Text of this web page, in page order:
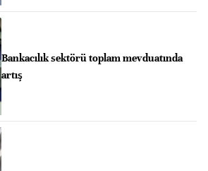
Bankacılık sektörü toplam mevduatında
artış